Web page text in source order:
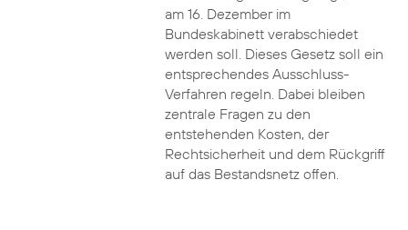
am 16. Dezember im
Bundeskabinett verabschiedet
werden soll. Dieses Gesetz soll ein
entsprechendes Ausschluss-
Verfahren regeln. Dabei bleiben
zentrale Fragen zu den
entstehenden Kosten, der
Rechtsicherheit und dem Rückgriff
auf das Bestandsnetz offen.